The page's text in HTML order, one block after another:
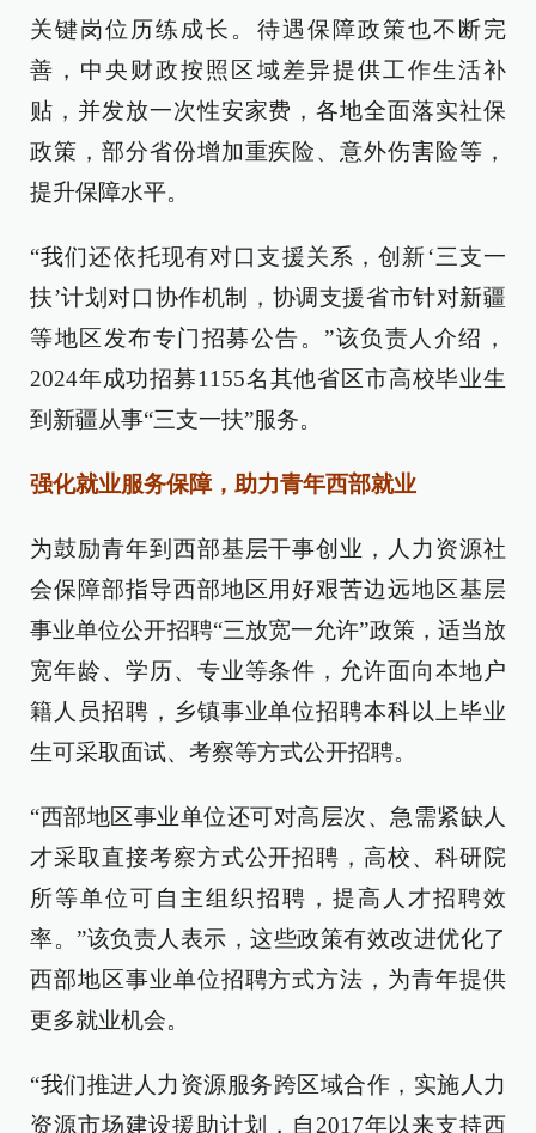
关键岗位历练成长。待遇保障政策也不断完
善，中央财政按照区域差异提供工作生活补
贴，并发放一次性安家费，各地全面落实社保
政策，部分省份增加重疾险、意外伤害险等，
提升保障水平。
“我们还依托现有对口支援关系，创新‘三支一
扶’计划对口协作机制，协调支援省市针对新疆
等地区发布专门招募公告。”该负责人介绍，
2024年成功招募1155名其他省区市高校毕业生
到新疆从事“三支一扶”服务。
强化就业服务保障，助力青年西部就业
为鼓励青年到西部基层干事创业，人力资源社
会保障部指导西部地区用好艰苦边远地区基层
事业单位公开招聘“三放宽一允许”政策，适当放
宽年龄、学历、专业等条件，允许面向本地户
籍人员招聘，乡镇事业单位招聘本科以上毕业
生可采取面试、考察等方式公开招聘。
“西部地区事业单位还可对高层次、急需紧缺人
才采取直接考察方式公开招聘，高校、科研院
所等单位可自主组织招聘，提高人才招聘效
率。”该负责人表示，这些政策有效改进优化了
西部地区事业单位招聘方式方法，为青年提供
更多就业机会。
“我们推进人力资源服务跨区域合作，实施人力
资源市场建设援助计划，自2017年以来支持西